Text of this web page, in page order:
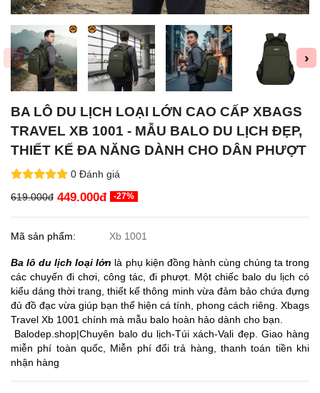
‹ ›
BA LÔ DU LỊCH LOẠI LỚN CAO CẤP XBAGS
TRAVEL XB 1001 - MẪU BALO DU LỊCH ĐẸP,
THIẾT KẾ ĐA NĂNG DÀNH CHO DÂN PHƯỢT
0 Đánh giá
619.000đ 449.000đ -27%
Mã sản phẩm: Xb 1001
Ba lô du lịch loại lớn là phụ kiện đồng hành cùng chúng ta trong
các chuyến đi chơi, công tác, đi phượt. Một chiếc balo du lịch có
kiểu dáng thời trang, thiết kế thông minh vừa đảm bảo chứa đựng
đủ đồ đạc vừa giúp bạn thể hiện cá tính, phong cách riêng. Xbags
Travel Xb 1001 chính mà mẫu balo hoàn hảo dành cho bạn.
Balodep.shop|Chuyên balo du lịch-Túi xách-Vali đẹp. Giao hàng
miễn phí toàn quốc, Miễn phí đổi trả hàng, thanh toán tiền khi
nhận hàng